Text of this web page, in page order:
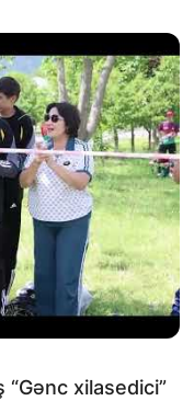
xilasedici”